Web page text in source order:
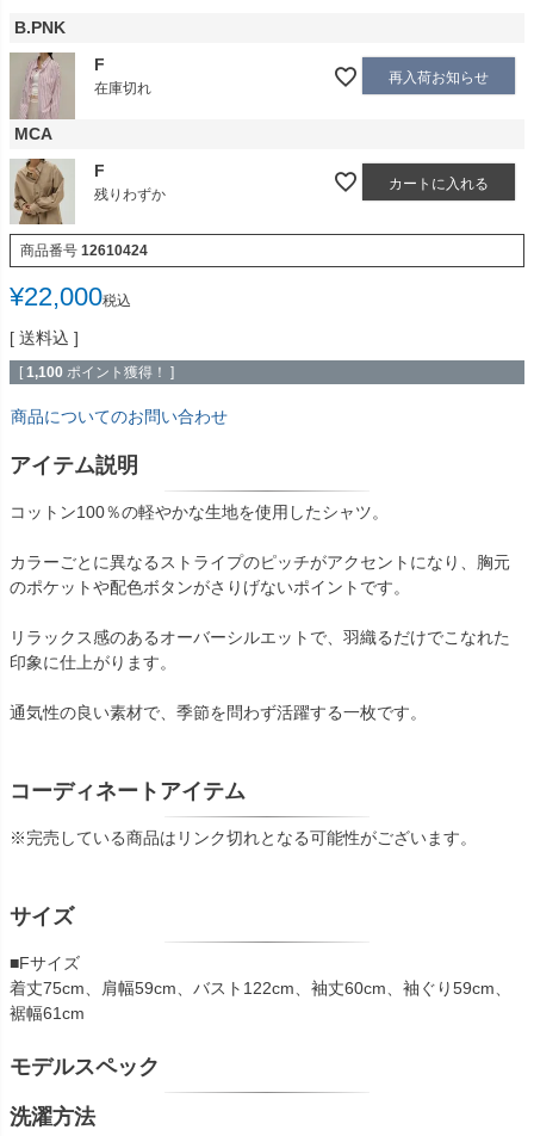
B.PNK
F
在庫切れ
再入荷お知らせ
MCA
F
残りわずか
カートに入れる
商品番号 12610424
¥22,000税込
送料込
[ 1,100 ポイント獲得！ ]
商品についてのお問い合わせ
アイテム説明
コットン100％の軽やかな生地を使用したシャツ。
カラーごとに異なるストライプのピッチがアクセントになり、胸元
のポケットや配色ボタンがさりげないポイントです。
リラックス感のあるオーバーシルエットで、羽織るだけでこなれた
印象に仕上がります。
通気性の良い素材で、季節を問わず活躍する一枚です。
コーディネートアイテム
※完売している商品はリンク切れとなる可能性がございます。
サイズ
■Fサイズ
着丈75cm、肩幅59cm、バスト122cm、袖丈60cm、袖ぐり59cm、
裾幅61cm
モデルスペック
洗濯方法